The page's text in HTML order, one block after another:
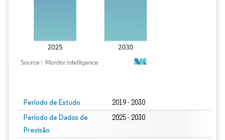
Período de Estudo 2019 - 2030
Período de Dados de
Previsão
2025 - 2030